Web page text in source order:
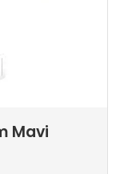
Mavi